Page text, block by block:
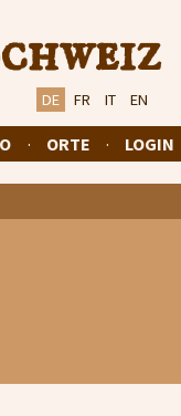
DE FR IT EN
· ORTE · LOGIN